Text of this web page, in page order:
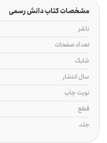
مشخصات کتاب دانش رسمی
ناشر
تعداد صفحات
شابک
سال انتشار
نوبت چاپ
قطع
جلد